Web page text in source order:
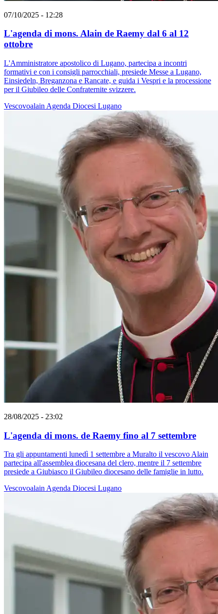
07/10/2025 - 12:28
L'agenda di mons. Alain de Raemy dal 6 al 12
ottobre
L'Amministratore apostolico di Lugano, partecipa a incontri
formativi e con i consigli parrocchiali, presiede Messe a Lugano,
Einsiedeln, Breganzona e Rancate, e guida i Vespri e la processione
per il Giubileo delle Confraternite svizzere.
Vescovoalain Agenda Diocesi Lugano
28/08/2025 - 23:02
L'agenda di mons. de Raemy fino al 7 settembre
Tra gli appuntamenti lunedì 1 settembre a Muralto il vescovo Alain
partecipa all'assemblea diocesana del clero, mentre il 7 settembre
presiede a Giubiasco il Giubileo diocesano delle famiglie in lutto.
VescovoalainAgenda Diocesi Lugano